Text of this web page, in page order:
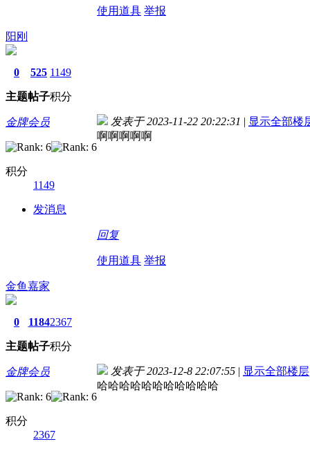
使用道具 举报
阳刚
0
主题
525
帖子
1149
积分
金牌会员
积分
1149
发消息
发表于 2023-11-22 20:22:31 | 显示全部楼
啊啊啊啊啊
回复
使用道具 举报
金鱼嘉家
0
主题
1184
帖子
2367
积分
金牌会员
积分
2367
发表于 2023-12-8 22:07:55 | 显示全部楼层
哈哈哈哈哈哈哈哈哈哈哈